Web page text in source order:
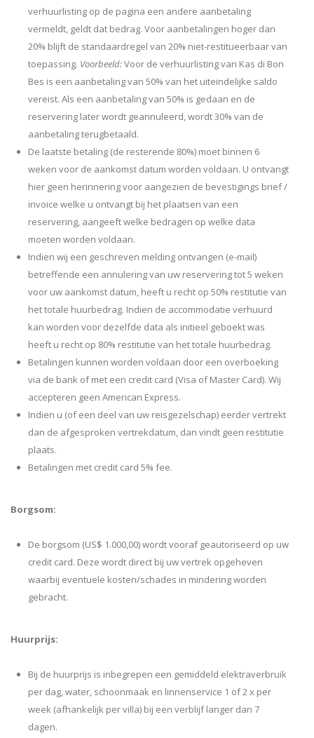
verhuurlisting op de pagina een andere aanbetaling
vermeldt, geldt dat bedrag. Voor aanbetalingen hoger dan
20% blijft de standaardregel van 20% niet-restitueerbaar van
toepassing. Voorbeeld:Voor de verhuurlisting van Kas di Bon
Bes is een aanbetaling van 50% van het uiteindelijke saldo
vereist. Als een aanbetaling van 50% is gedaan en de
reservering later wordt geannuleerd, wordt 30% van de
aanbetaling terugbetaald.
De laatste betaling (de resterende 80%) moet binnen 6
weken voor de aankomst datum worden voldaan. U ontvangt
hier geen herinnering voor aangezien de bevestigings brief /
invoice welke u ontvangt bij het plaatsen van een
reservering, aangeeft welke bedragen op welke data
moeten worden voldaan.
Indien wij een geschreven melding ontvangen (e-mail)
betreffende een annulering van uw reservering tot 5 weken
voor uw aankomst datum, heeft u recht op 50% restitutie van
het totale huurbedrag. Indien de accommodatie verhuurd
kan worden voor dezelfde data als initieel geboekt was
heeft u recht op 80% restitutie van het totale huurbedrag.
Betalingen kunnen worden voldaan door een overboeking
via de bank of met een credit card (Visa of Master Card). Wij
accepteren geen American Express.
Indien u (of een deel van uw reisgezelschap) eerder vertrekt
dan de afgesproken vertrekdatum, dan vindt geen restitutie
plaats.
Betalingen met credit card 5% fee.
Borgsom:
De borgsom (US$ 1.000,00) wordt vooraf geautoriseerd op uw
credit card. Deze wordt direct bij uw vertrek opgeheven
waarbij eventuele kosten/schades in mindering worden
gebracht.
Huurprijs:
Bij de huurprijs is inbegrepen een gemiddeld elektraverbruik
per dag, water, schoonmaak en linnenservice 1 of 2 x per
week (afhankelijk per villa) bij een verblijf langer dan 7
dagen.